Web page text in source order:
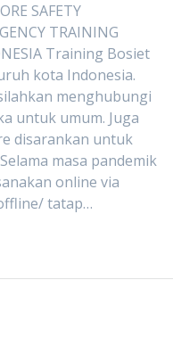
SAFETY
TRAINING
Training Bosiet
kota Indonesia.
menghubungi
untuk umum. Juga
disarankan untuk
masa pandemik
online via
tatap…